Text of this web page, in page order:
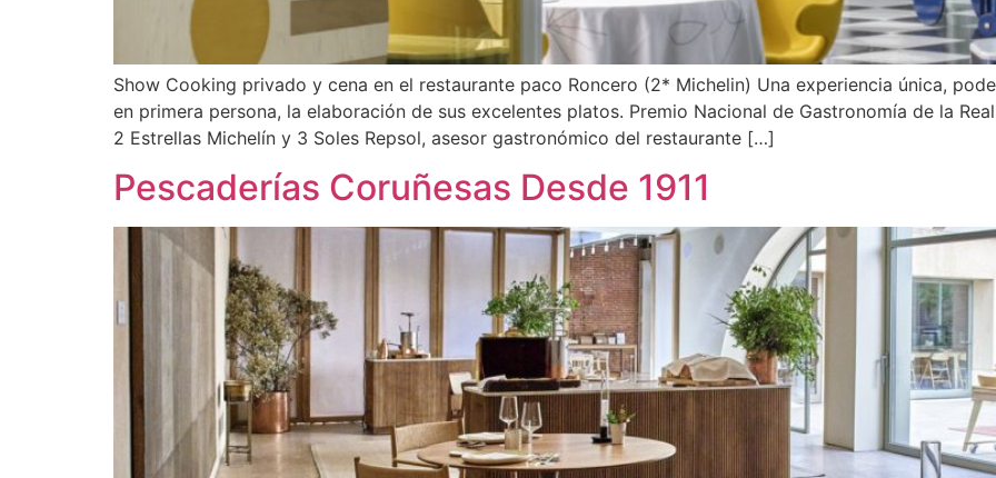
Show Cooking privado y cena en el restaurante paco Roncero (2* Michelin) Una experiencia única,
en primera persona, la elaboración de sus excelentes platos. Premio Nacional de Gastronomía de la
2 Estrellas Michelín y 3 Soles Repsol, asesor gastronómico del restaurante […]
Pescaderías Coruñesas Desde 1911